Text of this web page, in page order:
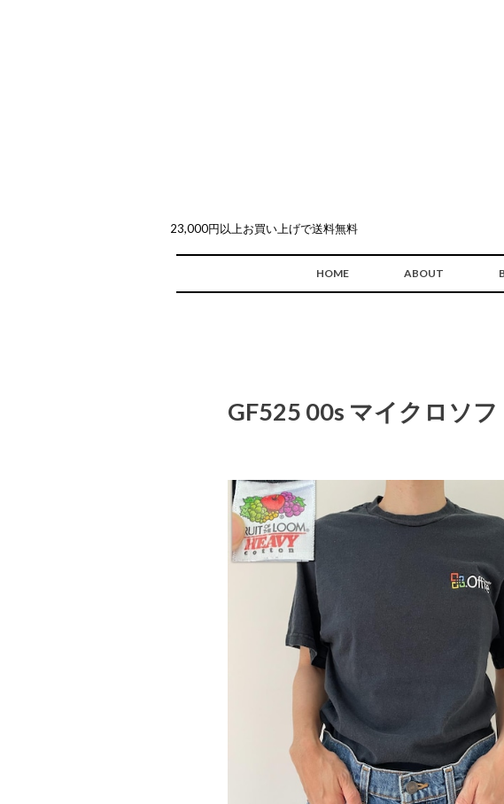
23,000円以上お買い上げで送料無料
HOME ABOUT
GF525 00s マイクロソ